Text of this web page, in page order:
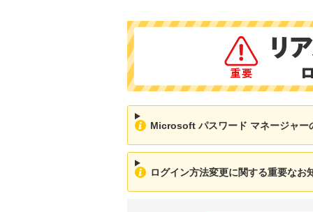
Microsoft パスワード マネージャー
ログイン方法変更に関する重要なお